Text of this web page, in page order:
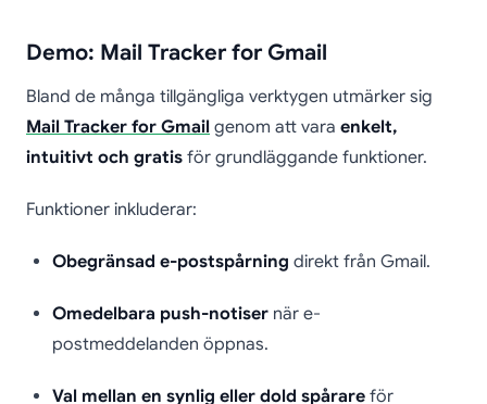
Demo: Mail Tracker for Gmail
Bland de många tillgängliga verktygen utmärker sig
Mail Tracker for Gmail genom att vara enkelt,
intuitivt och gratis för grundläggande funktioner.
Funktioner inkluderar:
Obegränsad e-postspårning direkt från Gmail.
Omedelbara push-notiser när e-
postmeddelanden öppnas.
Val mellan en synlig eller dold spårare för